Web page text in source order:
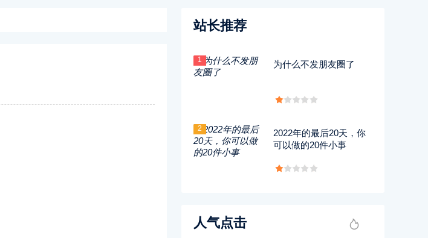
站长推荐
1 为什么不发朋友圈了
2
2022年的最后20天，你
可以做的20件小事
人气点击